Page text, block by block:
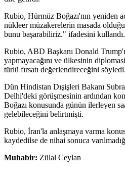
Rubio, Hürmüz Boğazı'nın yeniden
nükleer müzakerelerin masada
bunu başarabiliriz." ifadesini kullandı.
Rubio, ABD Başkanı Donald
yapmayacağını ve ülkesinin
türlü fırsatı değerlendireceğini söyledi.
Dün Hindistan Dışişleri Bakanı
Delhi'deki görüşmesinin ardından
Boğazı konusunda günün ilerleyen
gelebileceğini belirtmişti.
Rubio, İran'la anlaşmaya varma
kaydedilse de nihai sonuca
Muhabir: Zülal Ceylan